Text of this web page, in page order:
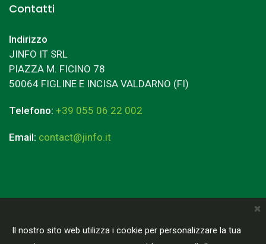
×
Il nostro sito web utilizza i cookie per personalizzare la tua
Contatti
Indirizzo
JINFO IT SRL
PIAZZA M. FICINO 78
50064 FIGLINE E INCISA VALDARNO (FI)
Telefono: +39 055 06 22 002
Email: contact@jinfo.it